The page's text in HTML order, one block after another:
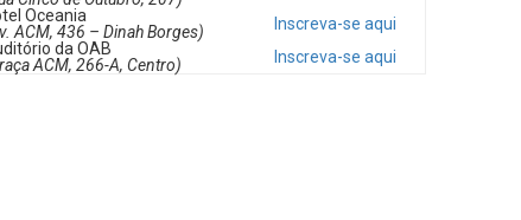
Oceania
ACM, 436 – Dinah Borges)
Inscreva-se aqui
da OAB
ACM, 266-A, Centro)
Inscreva-se aqui